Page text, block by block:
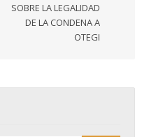
SOBRE LA LEGALIDAD
DE LA CONDENA A
OTEGI